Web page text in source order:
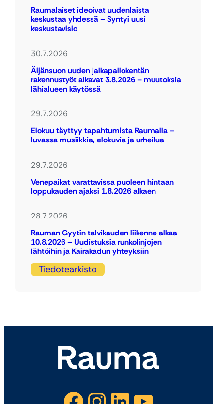
Raumalaiset ideoivat uudenlaista
keskustaa yhdessä – Syntyi uusi
keskustavisio
30.7.2026
Äijänsuon uuden jalkapallokentän
rakennustyöt alkavat 3.8.2026 – muutoksia
lähialueen käytössä
29.7.2026
Elokuu täyttyy tapahtumista Raumalla –
luvassa musiikkia, elokuvia ja urheilua
29.7.2026
Venepaikat varattavissa puoleen hintaan
loppukauden ajaksi 1.8.2026 alkaen
28.7.2026
Rauman Gyytin talvikauden liikenne alkaa
10.8.2026 – Uudistuksia runkolinjojen
lähtöihin ja Kairakadun yhteyksiin
Tiedotearkisto
Facebook Instagram LinkedIn YouTube